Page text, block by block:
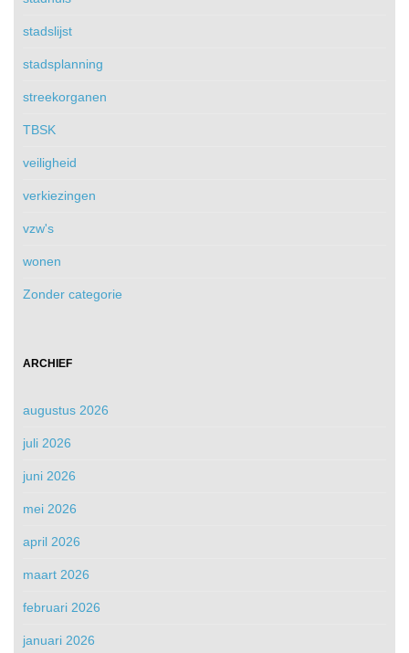
stadslijst
stadsplanning
streekorganen
TBSK
veiligheid
verkiezingen
vzw's
wonen
Zonder categorie
ARCHIEF
augustus 2026
juli 2026
juni 2026
mei 2026
april 2026
maart 2026
februari 2026
januari 2026